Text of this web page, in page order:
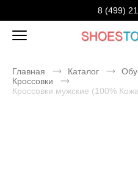
8 (499)
Главная Каталог
Кроссовки
Кроссовки мужские (100%